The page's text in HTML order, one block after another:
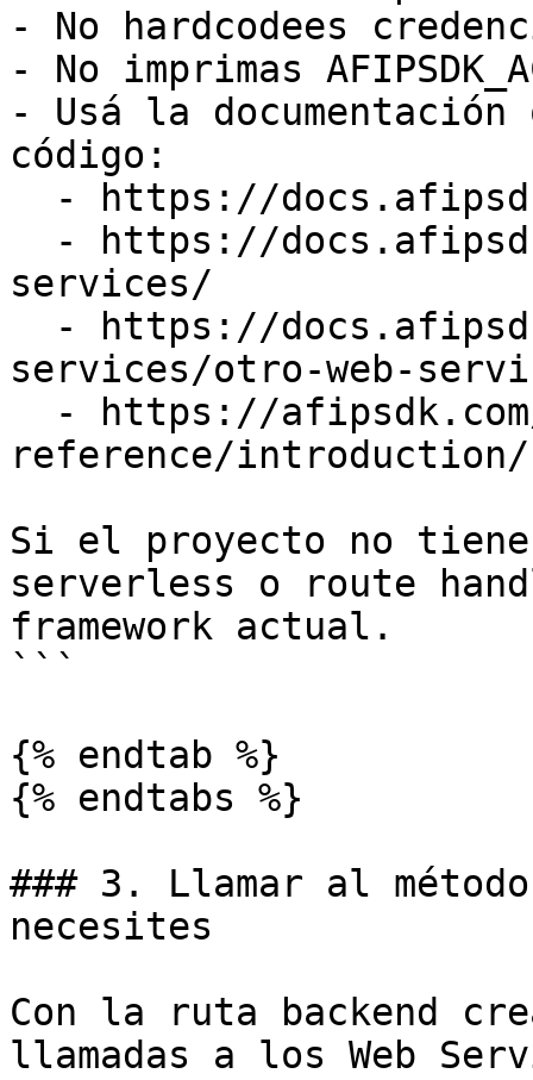
- No hardcodees
- No imprimas
- Usá la
código:
services/
services/otro-web-
reference/introduction/
Si el proyecto no tiene
serverless o route
framework actual.
```
{% endtab %}
{% endtabs %}
### 3. Llamar al
necesites
Con la ruta backend
llamadas a los Web